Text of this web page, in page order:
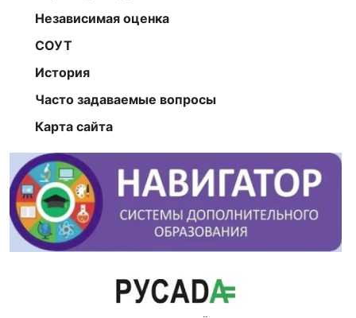
Независимая оценка
СОУТ
История
Часто задаваемые вопросы
Карта сайта